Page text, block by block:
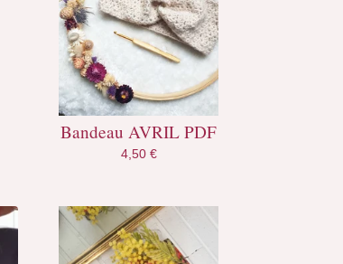
Bandeau AVRIL PDF
4,50 €